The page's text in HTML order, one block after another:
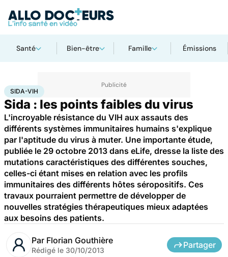
Santé Bien-être Famille Émissions
AccueilSanté
SIDA-VIH
Sida : les points faibles du virus
L'incroyable résistance du VIH aux assauts des
différents systèmes immunitaires humains s'explique
par l'aptitude du virus à muter. Une importante étude,
publiée le 29 octobre 2013 dans eLife, dresse la liste des
mutations caractéristiques des différentes souches,
celles-ci étant mises en relation avec les profils
immunitaires des différents hôtes séropositifs. Ces
travaux pourraient permettre de développer de
nouvelles stratégies thérapeutiques mieux adaptées
aux besoins des patients.
Par Florian Gouthière
Rédigé le 30/10/2013
Partager